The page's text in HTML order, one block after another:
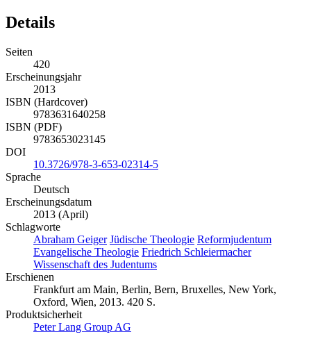
Details
Seiten
420
Erscheinungsjahr
2013
ISBN (Hardcover)
9783631640258
ISBN (PDF)
9783653023145
DOI
10.3726/978-3-653-02314-5
Sprache
Deutsch
Erscheinungsdatum
2013 (April)
Schlagworte
Abraham Geiger Jüdische Theologie Reformjudentum
Evangelische Theologie Friedrich Schleiermacher
Wissenschaft des Judentums
Erschienen
Frankfurt am Main, Berlin, Bern, Bruxelles, New York,
Oxford, Wien, 2013. 420 S.
Produktsicherheit
Peter Lang Group AG